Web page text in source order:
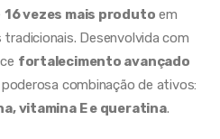
16 vezes mais produto em
Desenvolvida com
fortalecimento avançado
combinação de ativos:
vitamina E e queratina.